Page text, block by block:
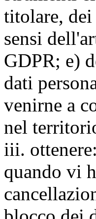
titolare, dei
sensi
GDPR; e)
dati
venirne a
nel
iii.
quando vi